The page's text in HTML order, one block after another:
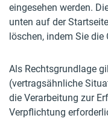
eingesehen werden.
unten auf der
löschen, indem Sie die
Als Rechtsgrundlage
(vertragsähnliche
die Verarbeitung zur
Verpflichtung